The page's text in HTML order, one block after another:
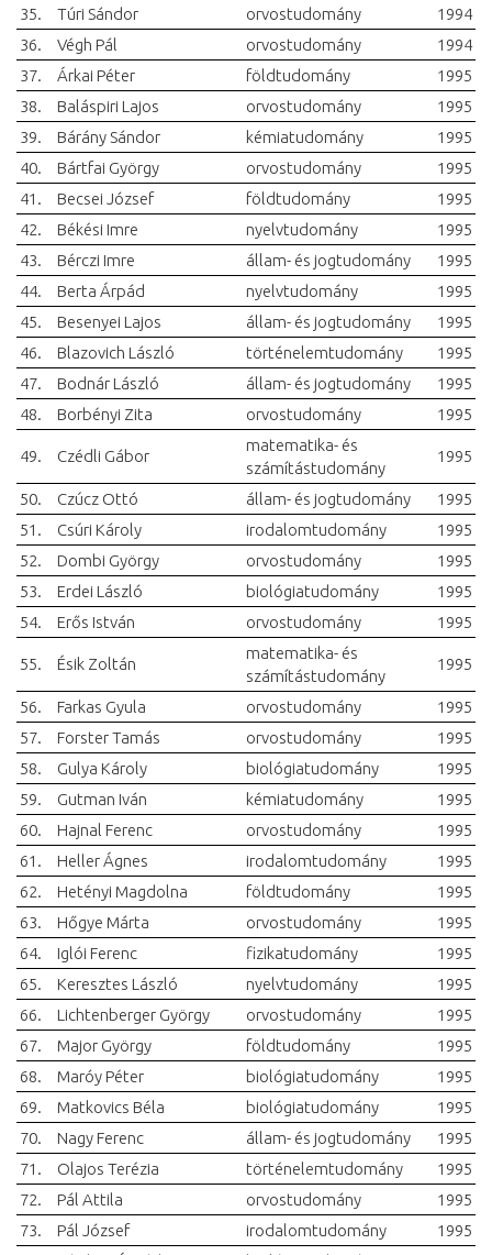
35.
Túri Sándor orvostudomány
1994
36.
Végh Pál orvostudomány
1994
37.
Árkai Péter földtudomány
1995
38.
Baláspiri Lajos orvostudomány
1995
39.
Bárány Sándor kémiatudomány
1995
40.
Bártfai György orvostudomány
1995
41.
Becsei József földtudomány
1995
42.
Békési Imre nyelvtudomány
1995
43.
Bérczi Imre állam- és jogtudomány
1995
44.
Berta Árpád nyelvtudomány
1995
45.
Besenyei Lajos állam- és jogtudomány
1995
46.
Blazovich László történelemtudomány
1995
47.
Bodnár László állam- és jogtudomány
1995
48.
Borbényi Zita orvostudomány 1995
49. Czédli Gábor
matematika- és
számítástudomány
1995
50. Czúcz Ottó állam- és jogtudomány
1995
51.
Csúri Károly irodalomtudomány
1995
52.
Dombi György orvostudomány
1995
53.
Erdei László biológiatudomány
1995
54.
Erős István orvostudomány 1995
55. Ésik Zoltán
matematika- és
számítástudomány
1995
56. Farkas Gyula orvostudomány
1995
57.
Forster Tamás orvostudomány
1995
58.
Gulya Károly biológiatudomány
1995
59.
Gutman Iván kémiatudomány
1995
60.
Hajnal Ferenc orvostudomány
1995
61.
Heller Ágnes irodalomtudomány
1995
62.
Hetényi Magdolna földtudomány
1995
63.
Hőgye Márta orvostudomány
1995
64.
Iglói Ferenc fizikatudomány
1995
65.
Keresztes László nyelvtudomány
1995
66.
Lichtenberger György orvostudomány
1995
67.
Major György földtudomány
1995
68.
Maróy Péter biológiatudomány
1995
69.
Matkovics Béla biológiatudomány
1995
70.
Nagy Ferenc állam- és jogtudomány
1995
71.
Olajos Terézia történelemtudomány
1995
72.
Pál Attila orvostudomány
1995
73.
Pál József irodalomtudomány
1995